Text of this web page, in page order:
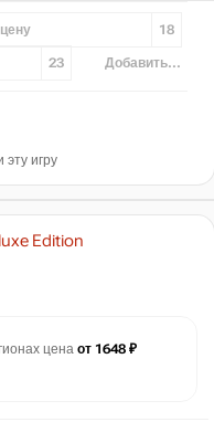
18
23 Добавить...
игру
Edition
цена от 1648 ₽